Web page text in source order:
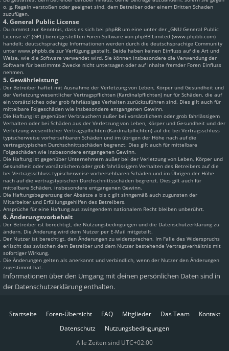
o. g. Regeln verstoßen oder geeignet sind, dem Betreiber oder einem Dritten Schaden
zuzufügen.
4. General Public License
Du nimmst zur Kenntnis, dass es sich bei phpBB um eine unter der „GNU General Public
License v2“ (GPL) bereitgestellten Foren-Software von phpBB Limited (www.phpbb.com)
handelt; deutschsprachige Informationen werden durch die deutschsprachige Community
unter www.phpbb.de zur Verfügung gestellt. Beide haben keinen Einfluss auf die Art und
Weise, wie die Software verwendet wird. Sie können insbesondere die Verwendung der
Software für bestimmte Zwecke nicht untersagen oder auf Inhalte fremder Foren Einfluss
nehmen.
5. Gewährleistung
Der Betreiber haftet mit Ausnahme der Verletzung von Leben, Körper und Gesundheit und
der Verletzung wesentlicher Vertragspflichten (Kardinalpflichten) nur für Schäden, die auf
ein vorsätzliches oder grob fahrlässiges Verhalten zurückzuführen sind. Dies gilt auch für
mittelbare Folgeschäden wie insbesondere entgangenen Gewinn.
Die Haftung ist gegenüber Verbrauchern außer bei vorsätzlichem oder grob fahrlässigem
Verhalten oder bei Schäden aus der Verletzung von Leben, Körper und Gesundheit und der
Verletzung wesentlicher Vertragspflichten (Kardinalpflichten) auf die bei Vertragsschluss
typischerweise vorhersehbaren Schäden und im übrigen der Höhe nach auf die
vertragstypischen Durchschnittsschäden begrenzt. Dies gilt auch für mittelbare
Folgeschäden wie insbesondere entgangenen Gewinn.
Die Haftung ist gegenüber Unternehmern außer bei der Verletzung von Leben, Körper und
Gesundheit oder vorsätzlichem oder grob fahrlässigem Verhalten des Betreibers auf die
bei Vertragsschluss typischerweise vorhersehbaren Schäden und im Übrigen der Höhe
nach auf die vertragstypischen Durchschnittsschäden begrenzt. Dies gilt auch für
mittelbare Schäden, insbesondere entgangenen Gewinn.
Die Haftungsbegrenzung der Absätze a bis c gilt sinngemäß auch zugunsten der
Mitarbeiter und Erfüllungsgehilfen des Betreibers.
Ansprüche für eine Haftung aus zwingendem nationalem Recht bleiben unberührt.
6. Änderungsvorbehalt
Der Betreiber ist berechtigt, die Nutzungsbedingungen und die Datenschutzerklärung zu
ändern. Die Änderung wird dem Nutzer per E-Mail mitgeteilt.
Der Nutzer ist berechtigt, den Änderungen zu widersprechen. Im Falle des Widerspruchs
erlischt das zwischen dem Betreiber und dem Nutzer bestehende Vertragsverhältnis mit
sofortiger Wirkung.
Die Änderungen gelten als anerkannt und verbindlich, wenn der Nutzer den Änderungen
zugestimmt hat.
Informationen über den Umgang mit deinen persönlichen Daten sind in
der Datenschutzerklärung enthalten.
Startseite Foren-Übersicht FAQ Mitglieder Das Team
Kontakt
Datenschutz
Nutzungsbedingungen
Alle Zeiten sind UTC+02:00